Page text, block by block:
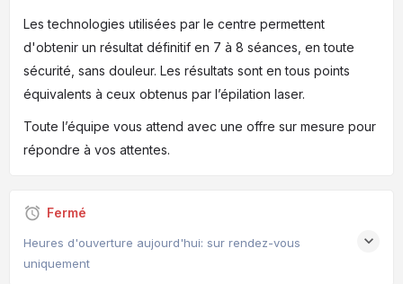
Les technologies utilisées par le centre permettent
d'obtenir un résultat définitif en 7 à 8 séances, en toute
sécurité, sans douleur. Les résultats sont en tous points
équivalents à ceux obtenus par l’épilation laser.
Toute l’équipe vous attend avec une offre sur mesure pour
répondre à vos attentes.
Fermé
Heures d'ouverture aujourd'hui: sur rendez-vous
uniquement